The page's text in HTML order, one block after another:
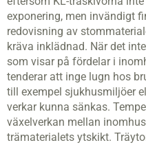
exponering, men invändigt
redovisning av
kräva inklädnad. När det
som visar på fördelar i
tenderar att inge lugn hos
till exempel sjukhusmiljöer
verkar kunna sänkas.
växelverkan mellan
trämaterialets ytskikt.